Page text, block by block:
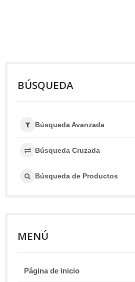
BÚSQUEDA
Búsqueda Avanzada
Búsqueda Cruzada
Búsqueda de Productos
MENÚ
Página de inicio